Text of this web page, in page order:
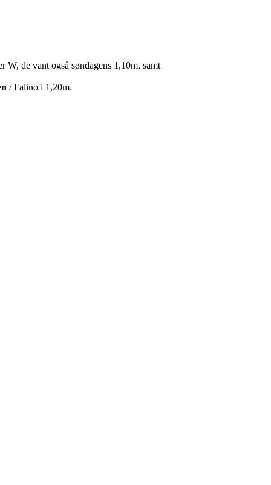
W, de vant også søndagens 1,10m, samt
/ Falino i 1,20m.